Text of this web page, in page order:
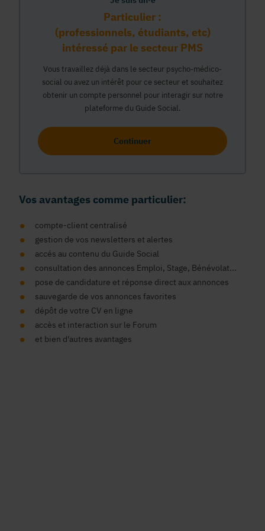
Particulier :
(professionnels, étudiants, etc)
intéressé par le secteur PMS
Vous travaillez déjà dans le secteur psycho-médico-
social ou avez un intérêt pour ce secteur et souhaitez
obtenir un compte personnel pour interagir sur notre
plateforme du Guide Social.
Continuer
Vos avantages comme particulier:
compte-client centralisé
gestion de vos newsletters et alertes
accés au contenu du Guide Social
consultation des annonces Emploi, Stage, Bénévolat...
pose de candidature et réponse direct aux annonces
sauvegarde de vos annonces favorites
dépôt de votre CV en ligne
accès et interaction sur le Forum
et bien d'autres avantages